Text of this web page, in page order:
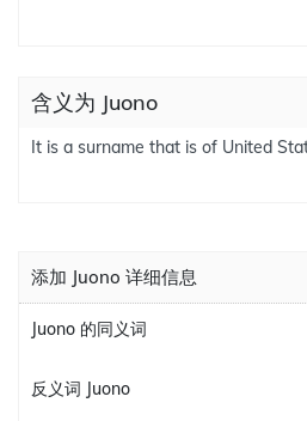
含义为 Juono
It is a surname that is of United
添加 Juono 详细信息
Juono 的同义词
反义词 Juono